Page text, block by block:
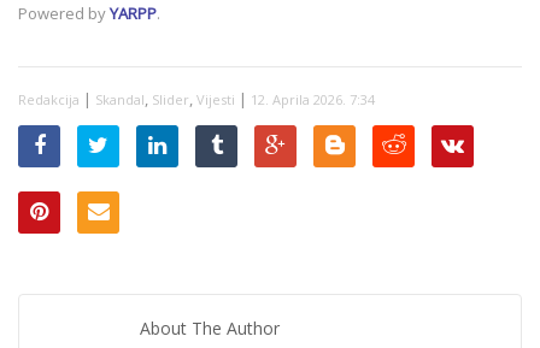
JAVNOST: “Postoji
Turkoviću i
sarajevskom klanu
uskoro…”
Powered byYARPP.
Redakcija | Skandal, Slider, Vijesti | 12. Aprila 2026. 7:34
About The Author